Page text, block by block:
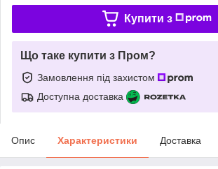
Купити з
Що таке купити з Пром?
Замовлення під захистом
Доступна доставка
Опис Характеристики Доставка